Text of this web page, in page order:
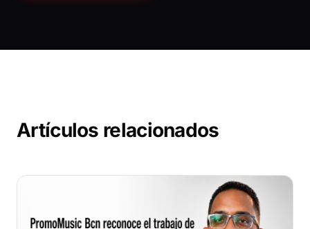
Artículos relacionados